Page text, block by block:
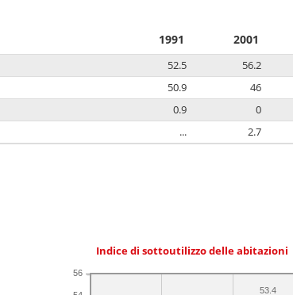
1991 2001
52.5 56.2
50.9 46
0.9 0
... 2.7
Indice di sottoutilizzo delle abitazioni
56
53.4